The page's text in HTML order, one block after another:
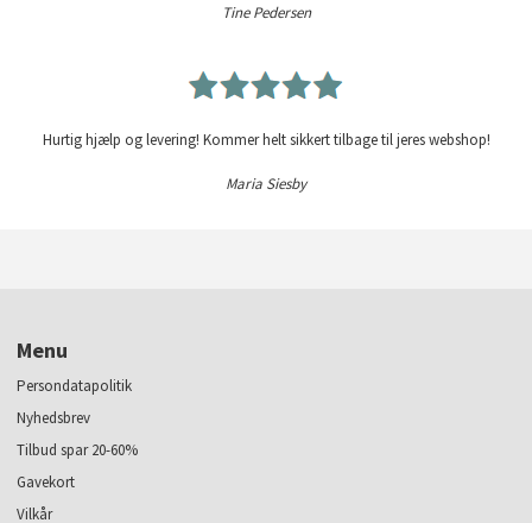
Tine Pedersen
Hurtig hjælp og levering! Kommer helt sikkert tilbage til jeres webshop!
Maria Siesby
Menu
Persondatapolitik
Nyhedsbrev
Tilbud spar 20-60%
Gavekort
Vilkår